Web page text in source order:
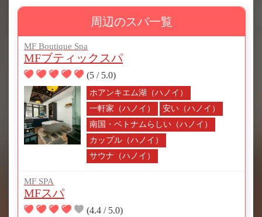
周辺のスパ一覧
MF Boutique Spa
MFブティックスパ
(5 / 5.0)
ホアンキエム湖（ハノイ）
一軒家（ハノイ）
安い（ハノイ）
南国・ベトナムらしい（ハノイ）
カップル（ハノイ）
サウナ（ハノイ）
MF SPA
MFスパ
(4.4 / 5.0)